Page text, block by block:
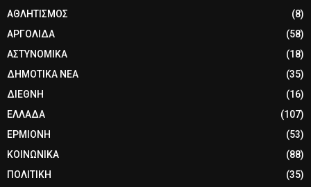
ΑΘΛΗΤΙΣΜΟΣ
(8)
ΑΡΓΟΛΙΔΑ
(58)
ΑΣΤΥΝΟΜΙΚΑ
(18)
ΔΗΜΟΤΙΚΑ ΝΕΑ
(35)
ΔΙΕΘΝΗ
(16)
ΕΛΛΑΔΑ
(107)
ΕΡΜΙΟΝΗ
(53)
ΚΟΙΝΩΝΙΚΑ
(88)
ΠΟΛΙΤΙΚΗ
(35)